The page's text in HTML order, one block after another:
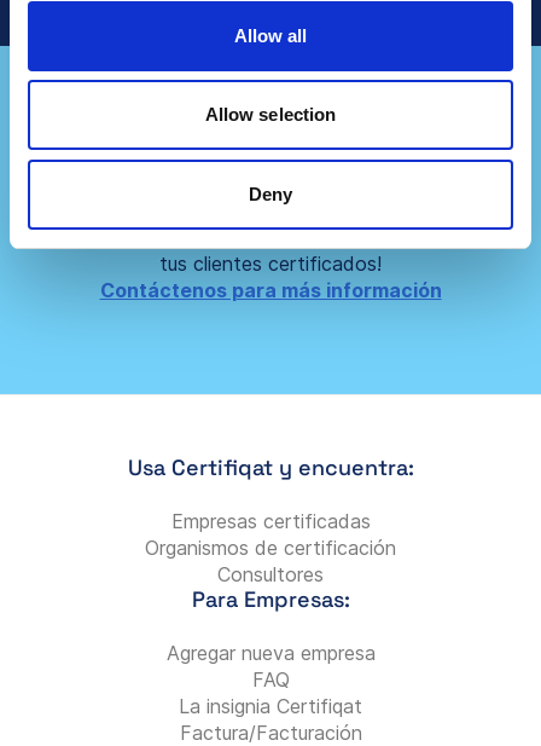
Allow all
Allow selection
Deny
¿Representas a una
empresa de consultoría?
Asóciate con nosotros y crea aún más valor para
tus clientes certificados!
Contáctenos para más información
Usa Certifiqat y encuentra:
Empresas certificadas
Organismos de certificación
Consultores
Para Empresas:
Agregar nueva empresa
FAQ
La insignia Certifiqat
Factura/Facturación